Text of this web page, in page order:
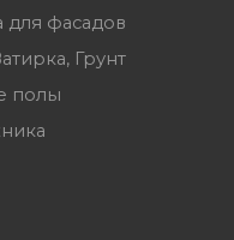
для фасадов
Грунт
полы